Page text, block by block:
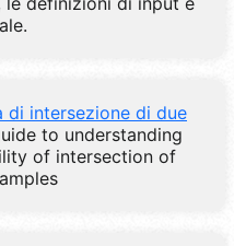
di intersezione di due
to understanding
of intersection of